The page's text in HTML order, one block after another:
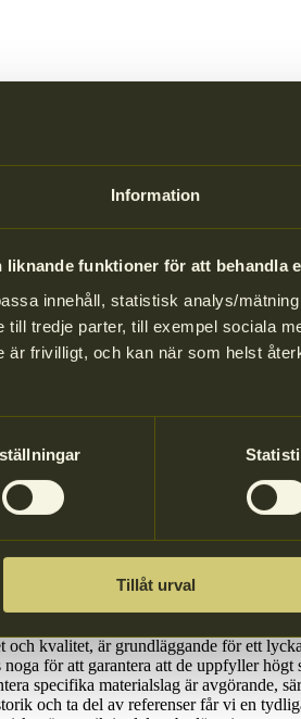
Information
liknande funktioner för att
innehåll, statistisk analys/
tredje parter, till exempel sociala
är frivilligt, och kan när som helst
Tillåt urval
där vi tar flera olika
kvalitet, är grundläggande för ett
för att garantera att de uppfyller
specifika materialslag är avgörande,
och ta del av referenser får vi en